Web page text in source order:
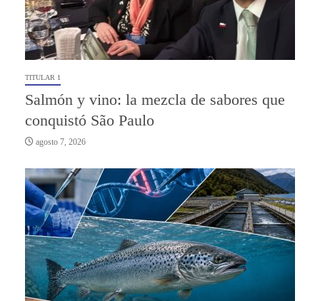
TITULAR 1
Salmón y vino: la mezcla de sabores que
conquistó São Paulo
agosto 7, 2026